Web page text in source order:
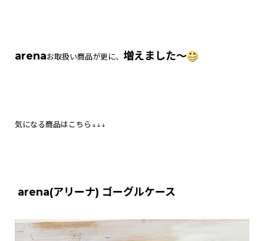
arenaお取扱い商品が更に、 増えました～
気になる商品はこちら↓↓↓
arena(アリーナ) ゴーグルケース